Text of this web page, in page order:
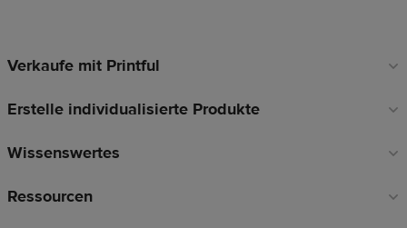
Fußzeilen-
Verkaufe mit Printful
Erstelle individualisierte Produkte
Wissenswertes
Ressourcen